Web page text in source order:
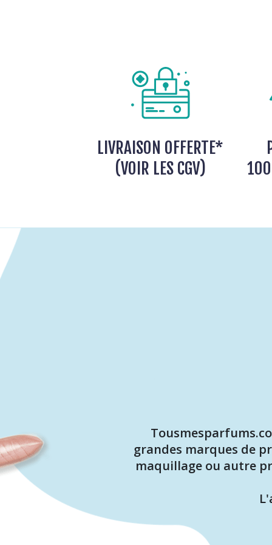
LIVRAISON OFFERTE*
(VOIR LES CGV)
grandes marques de
maquillage ou autre